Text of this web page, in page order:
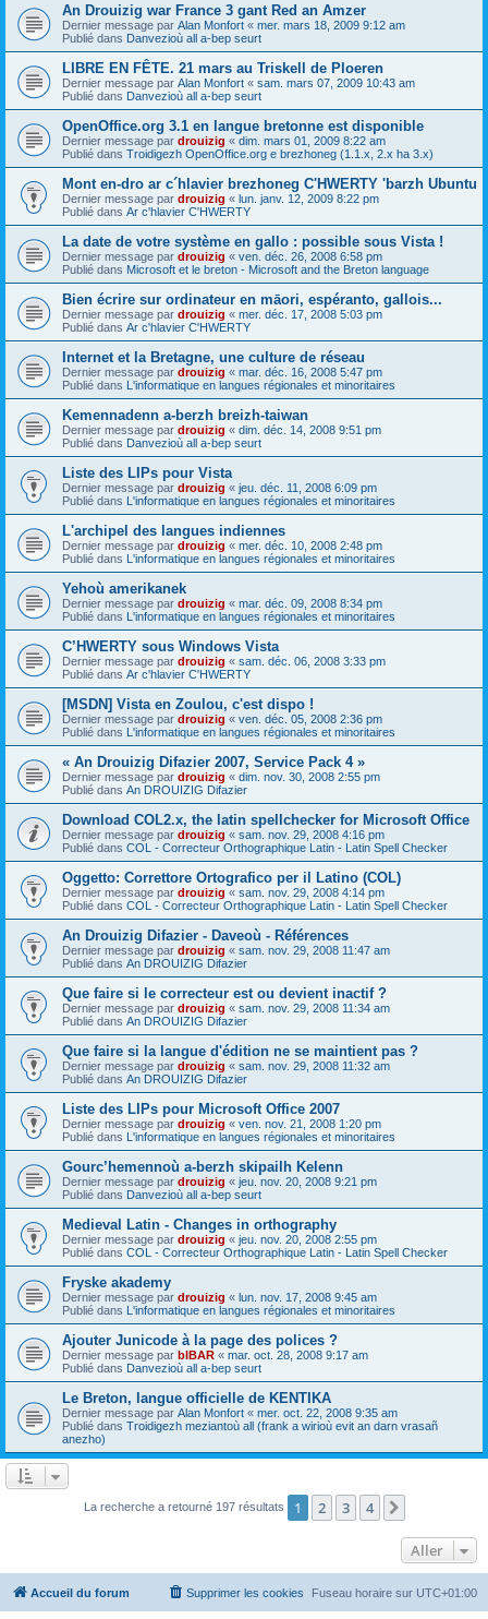
An Drouizig war France 3 gant Red an Amzer
Dernier message par Alan Monfort « mer. mars 18, 2009 9:12 am
Publié dans Danvezioù all a-bep seurt
LIBRE EN FÊTE. 21 mars au Triskell de Ploeren
Dernier message par Alan Monfort « sam. mars 07, 2009 10:43 am
Publié dans Danvezioù all a-bep seurt
OpenOffice.org 3.1 en langue bretonne est disponible
Dernier message par drouizig « dim. mars 01, 2009 8:22 am
Publié dans Troidigezh OpenOffice.org e brezhoneg (1.1.x, 2.x ha 3.x)
Mont en-dro ar c´hlavier brezhoneg C'HWERTY 'barzh Ubuntu
Dernier message par drouizig « lun. janv. 12, 2009 8:22 pm
Publié dans Ar c'hlavier C'HWERTY
La date de votre système en gallo : possible sous Vista !
Dernier message par drouizig « ven. déc. 26, 2008 6:58 pm
Publié dans Microsoft et le breton - Microsoft and the Breton language
Bien écrire sur ordinateur en māori, espéranto, gallois...
Dernier message par drouizig « mer. déc. 17, 2008 5:03 pm
Publié dans Ar c'hlavier C'HWERTY
Internet et la Bretagne, une culture de réseau
Dernier message par drouizig « mar. déc. 16, 2008 5:47 pm
Publié dans L'informatique en langues régionales et minoritaires
Kemennadenn a-berzh breizh-taiwan
Dernier message par drouizig « dim. déc. 14, 2008 9:51 pm
Publié dans Danvezioù all a-bep seurt
Liste des LIPs pour Vista
Dernier message par drouizig « jeu. déc. 11, 2008 6:09 pm
Publié dans L'informatique en langues régionales et minoritaires
L'archipel des langues indiennes
Dernier message par drouizig « mer. déc. 10, 2008 2:48 pm
Publié dans L'informatique en langues régionales et minoritaires
Yehoù amerikanek
Dernier message par drouizig « mar. déc. 09, 2008 8:34 pm
Publié dans L'informatique en langues régionales et minoritaires
C’HWERTY sous Windows Vista
Dernier message par drouizig « sam. déc. 06, 2008 3:33 pm
Publié dans Ar c'hlavier C'HWERTY
[MSDN] Vista en Zoulou, c'est dispo !
Dernier message par drouizig « ven. déc. 05, 2008 2:36 pm
Publié dans L'informatique en langues régionales et minoritaires
« An Drouizig Difazier 2007, Service Pack 4 »
Dernier message par drouizig « dim. nov. 30, 2008 2:55 pm
Publié dans An DROUIZIG Difazier
Download COL2.x, the latin spellchecker for Microsoft Office
Dernier message par drouizig « sam. nov. 29, 2008 4:16 pm
Publié dans COL - Correcteur Orthographique Latin - Latin Spell Checker
Oggetto: Correttore Ortografico per il Latino (COL)
Dernier message par drouizig « sam. nov. 29, 2008 4:14 pm
Publié dans COL - Correcteur Orthographique Latin - Latin Spell Checker
An Drouizig Difazier - Daveoù - Références
Dernier message par drouizig « sam. nov. 29, 2008 11:47 am
Publié dans An DROUIZIG Difazier
Que faire si le correcteur est ou devient inactif ?
Dernier message par drouizig « sam. nov. 29, 2008 11:34 am
Publié dans An DROUIZIG Difazier
Que faire si la langue d'édition ne se maintient pas ?
Dernier message par drouizig « sam. nov. 29, 2008 11:32 am
Publié dans An DROUIZIG Difazier
Liste des LIPs pour Microsoft Office 2007
Dernier message par drouizig « ven. nov. 21, 2008 1:20 pm
Publié dans L'informatique en langues régionales et minoritaires
Gourc’hemennoù a-berzh skipailh Kelenn
Dernier message par drouizig « jeu. nov. 20, 2008 9:21 pm
Publié dans Danvezioù all a-bep seurt
Medieval Latin - Changes in orthography
Dernier message par drouizig « jeu. nov. 20, 2008 2:55 pm
Publié dans COL - Correcteur Orthographique Latin - Latin Spell Checker
Fryske akademy
Dernier message par drouizig « lun. nov. 17, 2008 9:45 am
Publié dans L'informatique en langues régionales et minoritaires
Ajouter Junicode à la page des polices ?
Dernier message par bIBAR « mar. oct. 28, 2008 9:17 am
Publié dans Danvezioù all a-bep seurt
Le Breton, langue officielle de KENTIKA
Dernier message par Alan Monfort « mer. oct. 22, 2008 9:35 am
Publié dans Troidigezh meziantoù all (frank a wirioù evit an darn vrasañ
anezho)
La recherche a retourné 197 résultats 1 2 3 4
Aller
Accueil du forum Fuseau horaire sur UTC+01:00
Supprimer les cookies